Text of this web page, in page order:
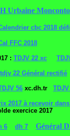
Urbaine
cbc 2018
FFC 2018
: TDJV 22 xc
tdjv 22 Général rectifié
56 xc.dh.tr
2017 à recevoir
exercice 2017
6 dh 7 Général